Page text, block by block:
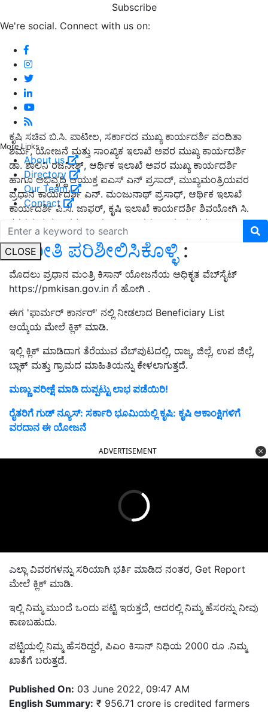
Subscribe
We're social. Connect with us on:
More Links
About us
Directory
Our Team
Contact
CLOSE
ಕೃಷಿ ಸಚಿವ ಬಿ.ಸಿ. ಪಾಟೀಲ, ಸರ್ಕಾರದ ಮುಖ್ಯ ಕಾರ್ಯದರ್ಶಿ ವಂದಿತಾ
ಶರ್ಮ, ಯೋಜನೆ ಮತ್ತು ಸಾಂಖ್ಯಿಕ ಇಲಾಖೆ ಅಪರ ಮುಖ್ಯ ಕಾರ್ಯದರ್ಶಿ
ಡಾ. ಶಾಲಿನಿ ರಜನೀಶ್, ಆರ್ಥಿಕ ಇಲಾಖೆ ಅಪರ ಮುಖ್ಯ ಕಾರ್ಯದರ್ಶಿ
ಹಾಗೂ ಅಭಿವೃದ್ಧಿ ಆಯುಕ್ತ ಐಎಸ್ ಎನ್ ಪ್ರಸಾದ್, ಮುಖ್ಯಮಂತ್ರಿಯವರ
ಪ್ರಧಾನ ಕಾರ್ಯದರ್ಶಿ ಎನ್. ಮಂಜುನಾಥ್ ಪ್ರಸಾಧ್, ಆರ್ಥಿಕ ಇಲಾಖೆ
ಕಾರ್ಯದರ್ಶಿ ಪಿ.ಸಿ. ಜಾಫರ್, ಕೃಷಿ ಇಲಾಖೆ ಕಾರ್ಯದರ್ಶಿ ಶಿವಯೋಗಿ ಸಿ.
ಕಳಸದ ಮತ್ತು ಇತರ ಹಿರಿಯ ಅಧಿಕಾರಿಗಳು ಉಪಸ್ಥಿತರಿದ್ದರು.
ಈ ರೀತಿ ಪರಿಶೀಲಿಸಿಕೊಳ್ಳಿ :
ಮೊದಲು ಪ್ರಧಾನ ಮಂತ್ರಿ ಕಿಸಾನ್ ಯೋಜನೆಯ ಅಧಿಕೃತ ವೆಬ್‌ಸೈಟ್
https://pmkisan.gov.in ಗೆ ಹೋಗಿ .
ಈಗ 'ಫಾರ್ಮರ್ ಕಾರ್ನರ್' ನಲ್ಲಿ ನೀಡಲಾದ Beneficiary List
ಆಯ್ಕೆಯ ಮೇಲೆ ಕ್ಲಿಕ್ ಮಾಡಿ.
ಇಲ್ಲಿ ಕ್ಲಿಕ್ ಮಾಡಿದಾಗ ತೆರೆಯುವ ವೆಬ್‌ಪುಟದಲ್ಲಿ, ರಾಜ್ಯ, ಜಿಲ್ಲೆ, ಉಪ ಜಿಲ್ಲೆ,
ಬ್ಲಾಕ್ ಮತ್ತು ಗ್ರಾಮದ ಮಾಹಿತಿಯನ್ನು ಕೇಳಲಾಗುತ್ತದೆ.
ಮಣ್ಣು ಪರೀಕ್ಷೆ ಮಾಡಿ ದುಪ್ಪಟ್ಟು ಲಾಭ ಪಡೆಯಿರಿ!
ರೈತರಿಗೆ ಗುಡ್ ನ್ಯೂಸ್: ಸರ್ಕಾರಿ ಭೂಮಿಯಲ್ಲಿ ಕೃಷಿ: ಕೃಷಿ ಆಕಾಂಕ್ಷಿಗಳಿಗೆ
ವರದಾನ ಈ ಯೋಜನೆ
ADVERTISEMENT
ಎಲ್ಲಾ ವಿವರಗಳನ್ನು ಸರಿಯಾಗಿ ಭರ್ತಿ ಮಾಡಿದ ನಂತರ, Get Report
ಮೇಲೆ ಕ್ಲಿಕ್ ಮಾಡಿ.
ಇಲ್ಲಿ ನಿಮ್ಮ ಮುಂದೆ ಒಂದು ಪಟ್ಟಿ ಇರುತ್ತದೆ, ಅದರಲ್ಲಿ ನಿಮ್ಮ ಹೆಸರನ್ನು ನೀವು
ಕಾಣಬಹುದು.
ಪಟ್ಟಿಯಲ್ಲಿ ನಿಮ್ಮ ಹೆಸರಿದ್ದರೆ, ಪಿಎಂ ಕಿಸಾನ್ ನಿಧಿಯ 2000 ರೂ .ನಿಮ್ಮ
ಖಾತೆಗೆ ಬರುತ್ತದೆ.
Published On: 03 June 2022, 09:47 AM
English Summary: ₹ 956.71 crore is credited farmers